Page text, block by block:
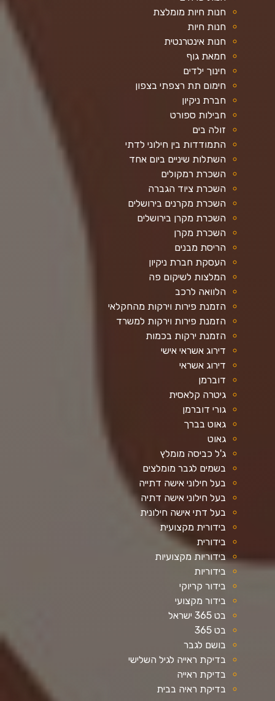
חנות חיות מומלצת
חנות חיות
חנות אינטרנטית
חמאת גוף
חינוך ילדים
חימום תת רצפתי בצפון
חברת ניקיון
חבילות ספורט
זולה בים
התמודדות בין חילוני לדתי
השתלות שיניים ביום אחד
השכרת רמקולים
השכרת ציוד הגברה
השכרת מקרנים בירושלים
השכרת מקרן בירושלים
השכרת מקרן
הריסת מבנים
העסקת חברת ניקיון
המלצות לשיקום פה
הלוואה לרכב
הזמנת פירות וירקות מהחקלאי
הזמנת פירות וירקות למשרד
הזמנת ירקות בכמות
דירוג אשראי אישי
דירוג אשראי
דוברמן
גיטרה קלאסית
גורי דוברמן
גאוט בברך
גאוט
ג'ל כביסה מומלץ
בשמים לגבר מומלצים
בעל חילוני אישה דתייה
בעל חילוני אישה דתיה
בעל דתי אישה חילונית
בידורית מקצועית
בידורית
בידוריות מקצועיות
בידוריות
בידור קריוקי
בידור מקצועי
בט 365 ישראל
בט 365
בושם לגבר
בדיקת ראייה לגיל השלישי
בדיקת ראייה
בדיקת ראיה בבית